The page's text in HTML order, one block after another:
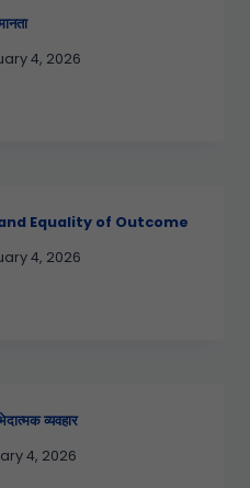
4, 2026
Equality of Outcome
4, 2026
व्यवहार
4, 2026